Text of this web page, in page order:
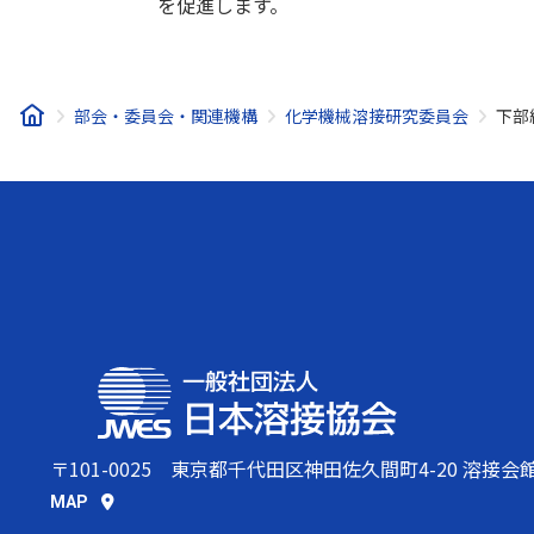
部会・委員会・関連機構 化学機械溶接研究委員会 下部
〒101-0025 東京都千代田区神田佐久間町4-20 溶接会
MAP